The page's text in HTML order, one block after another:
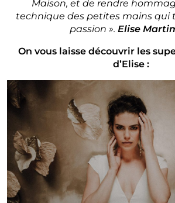
Maison, et de rendre
technique des petites mains qui
passion ». Elise
On vous laisse découvrir les
d’Elise :